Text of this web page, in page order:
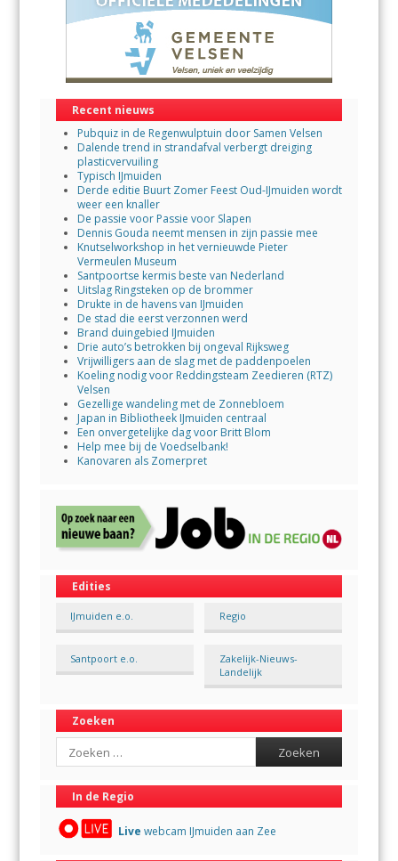
Recent nieuws
Pubquiz in de Regenwulptuin door Samen Velsen
Dalende trend in strandafval verbergt dreiging
plasticvervuiling
Typisch IJmuiden
Derde editie Buurt Zomer Feest Oud-IJmuiden wordt
weer een knaller
De passie voor Passie voor Slapen
Dennis Gouda neemt mensen in zijn passie mee
Knutselworkshop in het vernieuwde Pieter
Vermeulen Museum
Santpoortse kermis beste van Nederland
Uitslag Ringsteken op de brommer
Drukte in de havens van IJmuiden
De stad die eerst verzonnen werd
Brand duingebied IJmuiden
Drie auto’s betrokken bij ongeval Rijksweg
Vrijwilligers aan de slag met de paddenpoelen
Koeling nodig voor Reddingsteam Zeedieren (RTZ)
Velsen
Gezellige wandeling met de Zonnebloem
Japan in Bibliotheek IJmuiden centraal
Een onvergetelijke dag voor Britt Blom
Help mee bij de Voedselbank!
Kanovaren als Zomerpret
Edities
IJmuiden e.o. Regio
Santpoort e.o.
Zakelijk-Nieuws-
Landelijk
Zoeken
Search
In de Regio
Live webcam IJmuiden aan Zee